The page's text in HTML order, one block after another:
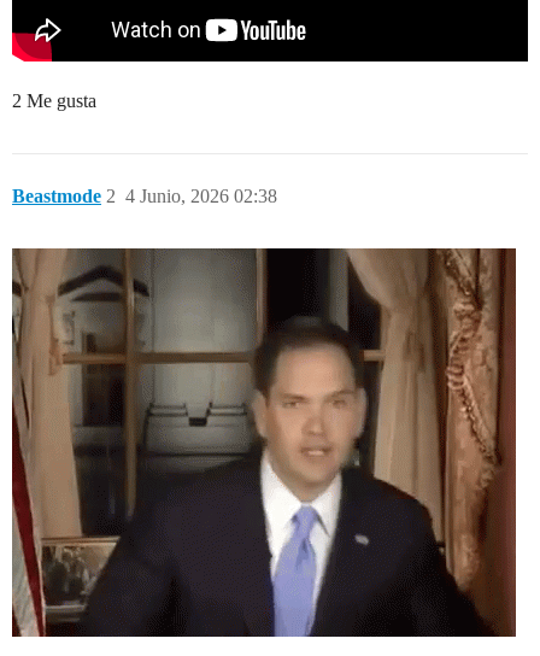
2 Me gusta
Beastmode 4 Junio, 2026 02:38
2